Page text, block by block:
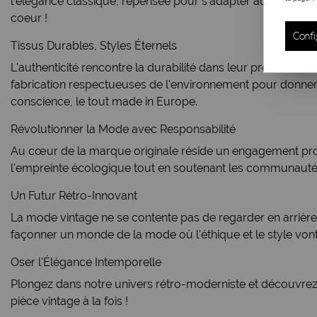
coeur !
Tissus Durables, Styles Éternels
L'authenticité rencontre la durabilité dans leur processus
fabrication respectueuses de l'environnement pour
conscience, le tout made in Europe.
Révolutionner la Mode avec Responsabilité
Au cœur de la marque originale réside un engagement
l'empreinte écologique tout en soutenant les
Un Futur Rétro-Innovant
La mode vintage ne se contente pas de regarder en
façonner un monde de la mode où l'éthique et le style
Oser l'Élégance Intemporelle
Plongez dans notre univers rétro-moderniste et
pièce vintage à la fois !